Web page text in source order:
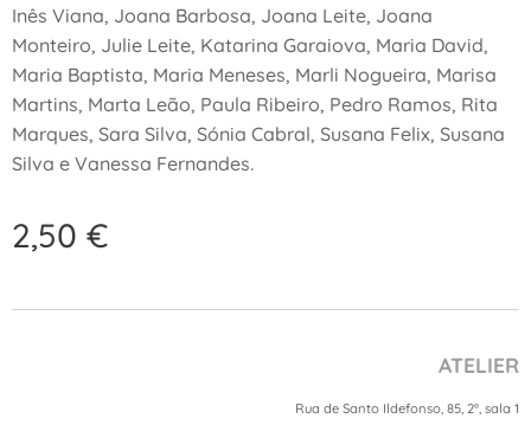
Inês Viana, Joana Barbosa, Joana Leite, Joana
Monteiro, Julie Leite, Katarina Garaiova, Maria David,
Maria Baptista, Maria Meneses, Marli Nogueira, Marisa
Martins, Marta Leão, Paula Ribeiro, Pedro Ramos, Rita
Marques, Sara Silva, Sónia Cabral, Susana Felix, Susana
Silva e Vanessa Fernandes.
2,50 €
ATELIER
Rua de Santo Ildefonso, 85, 2º, sala 1